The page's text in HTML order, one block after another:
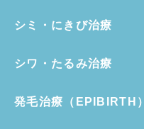
シミ・にきび治療
シワ・たるみ治療
発毛治療（EPIBIRTH）